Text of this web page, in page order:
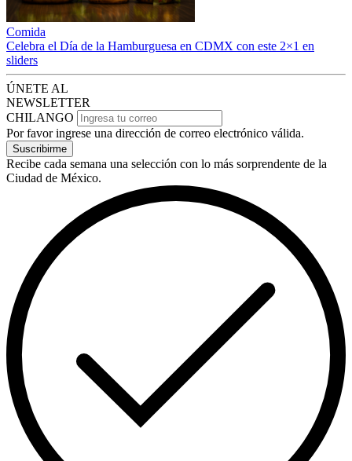
Comida
Celebra el Día de la Hamburguesa en CDMX con este 2×1 en
sliders
ÚNETE AL
NEWSLETTER
CHILANGO
Por favor ingrese una dirección de correo electrónico válida.
Suscribirme
Recibe cada semana una selección con lo más sorprendente de la
Ciudad de México.